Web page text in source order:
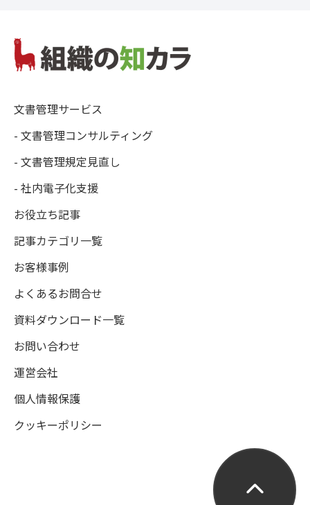
文書管理サービス
- 文書管理コンサルティング
- 文書管理規定見直し
- 社内電子化支援
お役立ち記事
記事カテゴリ一覧
お客様事例
よくあるお問合せ
資料ダウンロード一覧
お問い合わせ
運営会社
個人情報保護
クッキーポリシー